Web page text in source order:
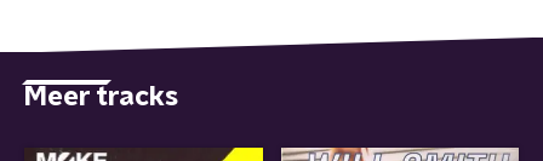
Meer tracks